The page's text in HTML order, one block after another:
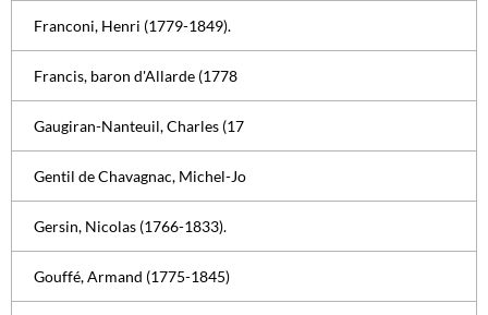
Franconi, Henri (1779-1849).
Francis, baron d'Allarde (1778
Gaugiran-Nanteuil, Charles (17
Gentil de Chavagnac, Michel-Jo
Gersin, Nicolas (1766-1833).
Gouffé, Armand (1775-1845)